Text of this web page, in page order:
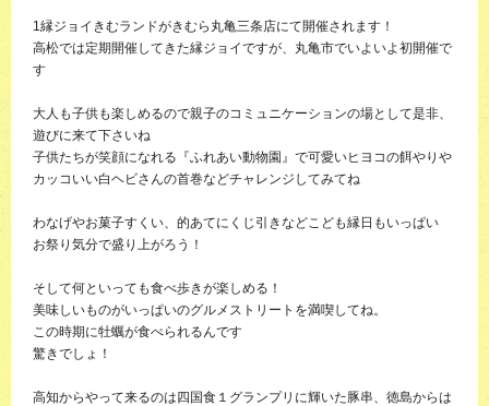
1縁ジョイきむランドがきむら丸亀三条店にて開催されます！
高松では定期開催してきた縁ジョイですが、丸亀市でいよいよ初開催で
す
大人も子供も楽しめるので親子のコミュニケーションの場として是非、
遊びに来て下さいね
子供たちが笑顔になれる『ふれあい動物園』で可愛いヒヨコの餌やりや
カッコいい白ヘビさんの首巻などチャレンジしてみてね
わなげやお菓子すくい、的あてにくじ引きなどこども縁日もいっぱい
お祭り気分で盛り上がろう！
そして何といっても食べ歩きが楽しめる！
美味しいものがいっぱいのグルメストリートを満喫してね。
この時期に牡蠣が食べられるんです
驚きでしょ！
高知からやって来るのは四国食１グランプリに輝いた豚串、徳島からは